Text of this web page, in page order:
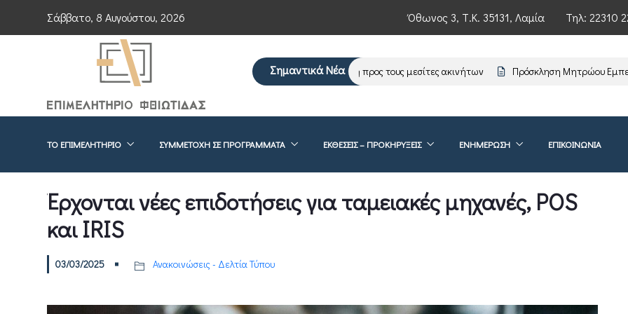
Σάββατο, 8 Αυγούστου, 2026 Όθωνος 3, Τ.Κ. 35131, Λαμία Τηλ: 22310
Σημαντικά Νέα
Επείγουσα ενημέρωση προς τους μεσίτες ακινήτων Πρόσκληση Μητρώου
ΤΟ ΕΠΙΜΕΛΗΤΉΡΙΟ ΣΥΜΜΕΤΟΧΉ ΣΕ ΠΡΟΓΡΆΜΜΑΤΑ ΕΚΘΕΣΕΙΣ – ΠΡΟΚΗΡΥΞΕΙΣ ΕΝΗΜΈΡΩΣΗ ΕΠΙΚΟΙΝΩΝΊΑ
Έρχονται νέες επιδοτήσεις για ταμειακές μηχανές, POS
και IRIS
03/03/2025 Ανακοινώσεις - Δελτία Τύπου